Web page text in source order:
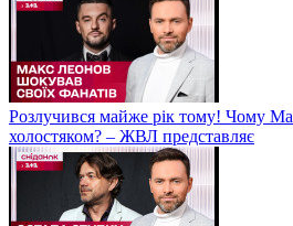
Розлучився майже рік тому! Чому
холостяком? – ЖВЛ представляє